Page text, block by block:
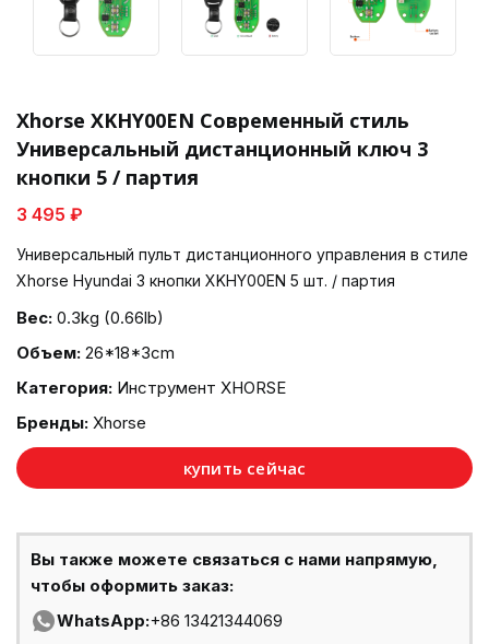
Xhorse XKHY00EN Современный стиль
Универсальный дистанционный ключ 3
кнопки 5 / партия
3 495 ₽
Универсальный пульт дистанционного управления в стиле
Xhorse Hyundai 3 кнопки XKHY00EN 5 шт. / партия
Вес: 0.3kg (0.66lb)
Объем: 26*18*3cm
Категория: Инструмент XHORSE
Бренды: Xhorse
купить сейчас
Вы также можете связаться с нами напрямую,
чтобы оформить заказ:
WhatsApp:+86 13421344069